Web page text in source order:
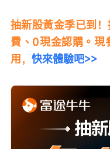
抽新股黃金季已到
費、0現金認購。現
用， 快來體驗吧>>